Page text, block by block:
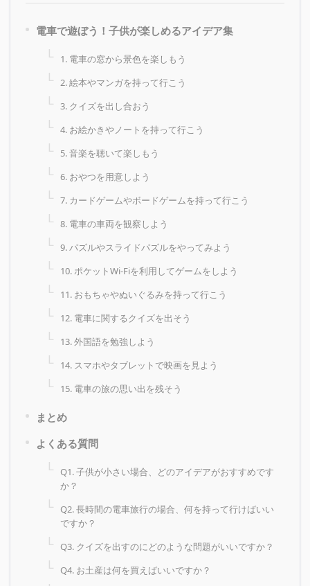
電車で遊ぼう！子供が楽しめるアイデア集
1. 電車の窓から景色を楽しもう
2. 絵本やマンガを持って行こう
3. クイズを出し合おう
4. お絵かきやノートを持って行こう
5. 音楽を聴いて楽しもう
6. おやつを用意しよう
7. カードゲームやボードゲームを持って行こう
8. 電車の車両を観察しよう
9. パズルやスライドパズルをやってみよう
10. ポケットWi-Fiを利用してゲームをしよう
11. おもちゃやぬいぐるみを持って行こう
12. 電車に関するクイズを出そう
13. 外国語を勉強しよう
14. スマホやタブレットで映画を見よう
15. 電車の旅の思い出を残そう
まとめ
よくある質問
Q1. 子供が小さい場合、どのアイデアがおすすめです
か？
Q2. 長時間の電車旅行の場合、何を持って行けばいい
ですか？
Q3. クイズを出すのにどのような問題がいいですか？
Q4. お土産は何を買えばいいですか？